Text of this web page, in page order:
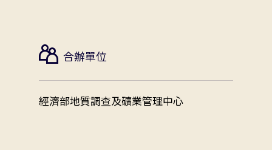
合辦單位
經濟部地質調查及礦業管理中心